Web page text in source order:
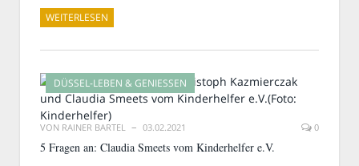
WEITERLESEN
DÜSSEL-LEBEN & GENIESSEN
VON RAINER BARTEL 03.02.2021 0
5 Fragen an: Claudia Smeets vom Kinderhelfer e.V.